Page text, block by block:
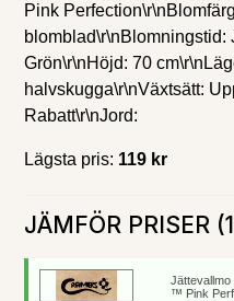
Pink
blomblad\r\nBlomningstid:
Grön\r\nHöjd: 70
halvskugga\r\nVäxtsätt:
Rabatt\r\nJord:
Lägsta pris: 119 kr
JÄMFÖR PRISER
Jättevallmo
™ Pink